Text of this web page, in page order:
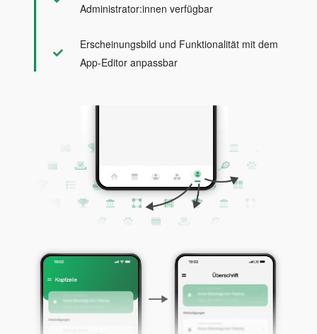
Administrator:innen verfügbar
Erscheinungsbild und Funktionalität mit dem
App-Editor anpassbar